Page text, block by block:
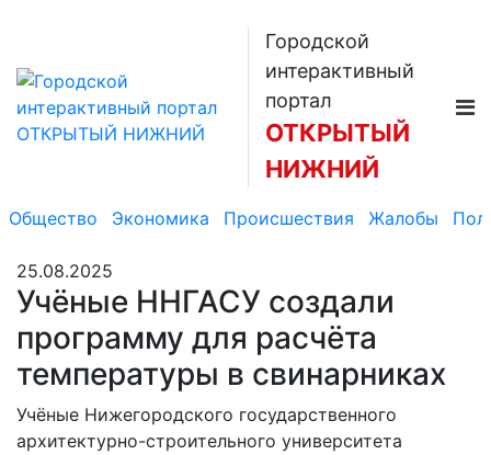
Городской
интерактивный
портал
ОТКРЫТЫЙ
НИЖНИЙ
Общество Экономика Происшествия Жалобы
25.08.2025
Учёные ННГАСУ создали
программу для расчёта
температуры в свинарниках
Учёные Нижегородского государственного
архитектурно-строительного университета